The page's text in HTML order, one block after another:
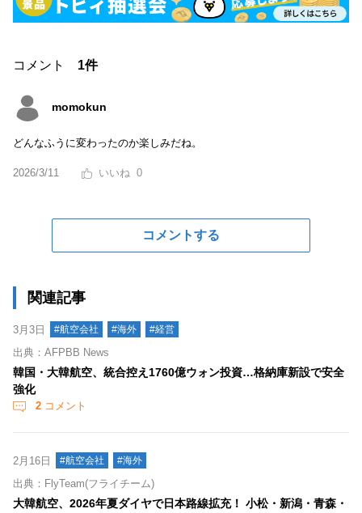
コメント 1件
momokun
どんなふうに変わったのか楽しみだね。
2026/3/11 0
コメントする
関連記事
3月3日 #航空会社 #海外 #経営
出典：AFPBB News
韓国・大韓航空、統合控え1760億ウォン投資…格納庫新設で安全
強化
2 コメント
2月16日 #航空会社 #海外
出典：FlyTeam(フライチーム)
大韓航空、2026年夏ダイヤで日本路線拡充！ 小松・新潟・青森・